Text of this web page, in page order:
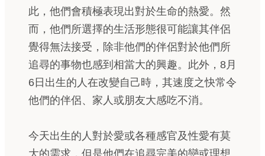
此，他們會積極表現出對於生命的熱愛。然
而，他們所選擇的生活形態很可能讓其伴侶
覺得無法接受，除非他們的伴侶對於他們所
追尋的事物也感到相當大的興趣。此外，8月
6日出生的人在改變自己時，其速度之快常令
他們的伴侶、家人或朋友大感吃不消。
今天出生的人對於愛或各種感官及性愛有莫
大的需求，但是他們在追尋完美的戀或理想